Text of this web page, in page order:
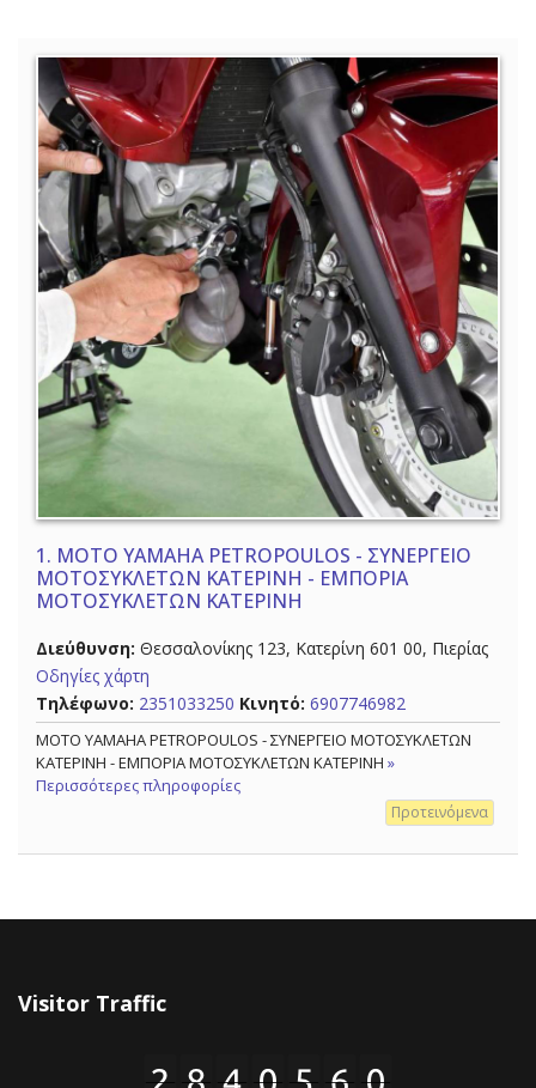
1. MOTO YAMAHA PETROPOULOS - ΣΥΝΕΡΓΕΙΟ
ΜΟΤΟΣΥΚΛΕΤΩΝ ΚΑΤΕΡΙΝΗ - ΕΜΠΟΡΙΑ
ΜΟΤΟΣΥΚΛΕΤΩΝ ΚΑΤΕΡΙΝΗ
Διεύθυνση: Θεσσαλονίκης 123, Κατερίνη 601 00, Πιερίας
Οδηγίες χάρτη
Τηλέφωνο: 2351033250 Κινητό: 6907746982
MOTO YAMAHA PETROPOULOS - ΣΥΝΕΡΓΕΙΟ ΜΟΤΟΣΥΚΛΕΤΩΝ
ΚΑΤΕΡΙΝΗ - ΕΜΠΟΡΙΑ ΜΟΤΟΣΥΚΛΕΤΩΝ ΚΑΤΕΡΙΝΗ »
Περισσότερες πληροφορίες
Προτεινόμενα
Visitor Traffic